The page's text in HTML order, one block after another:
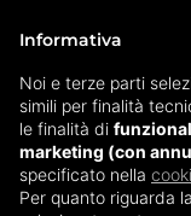
Informativa
Noi e terze parti
simili per finalità
le finalità di
marketing (con
specificato nella
Per quanto riguarda
Home»Biberon»
Biberon